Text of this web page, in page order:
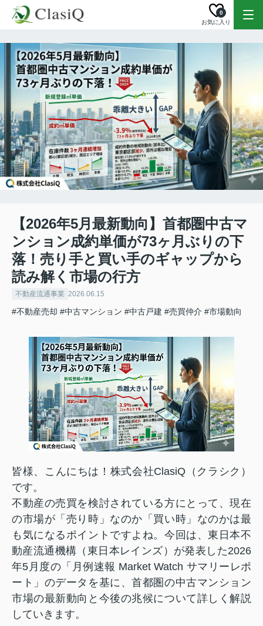
お気に入り
0
【2026年5月最新動向】首都圏中古マ
ンション成約単価が73ヶ月ぶりの下
落！売り手と買い手のギャップから
読み解く市場の行方
不動産流通事業 2026.06.15
#不動産売却 #中古マンション #中古戸建 #売買仲介 #市場動向
皆様、こんにちは！株式会社ClasiQ（クラシク）
です。
不動産の売買を検討されている方にとって、現在
の市場が「売り時」なのか「買い時」なのかは最
も気になるポイントですよね。今回は、東日本不
動産流通機構（東日本レインズ）が発表した2026
年5月度の「月例速報 Market Watch サマリーレポ
ート」のデータを基に、首都圏の中古マンション
市場の最新動向と今後の兆候について詳しく解説
していきます。